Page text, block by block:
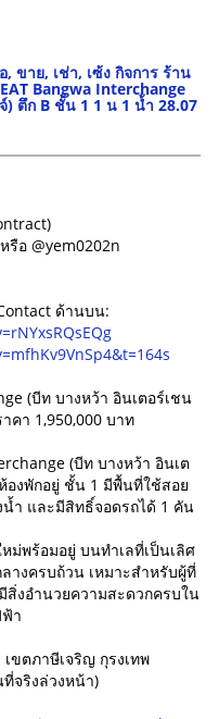
, ขาย, เช่า, เซ้ง กิจการ ร้าน
Bangwa Interchange
) ตึก B ชั้น 1 1 น 1 น้ำ 28.07
รือ @yem0202n
ด้านบน:
(บีท บางหว้า อินเตอร์เชน
คา 1,950,000 บาท
(บีท บางหว้า อินเต
องพักอยู่ ชั้น 1 มีพื้นที่ใช้สอย
ำ และมีสิทธิ์จอดรถได้ 1 คัน
ม่พร้อมอยู่ บนทำเลที่เป็นเลิศ
างครบถ้วน เหมาะสำหรับผู้ที่
สิ่งอำนวยความสะดวกครบใน
า
ขตภาษีเจริญ กุรงเทพ
จริงล่วงหน้า)